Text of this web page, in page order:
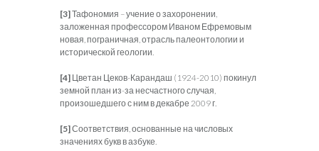
[3]Тафономия – учение о захоронении,
заложенная профессором Иваном Ефремовым
новая, пограничная, отрасль палеонтологии и
исторической геологии.
[4] Цветан Цеков-Карандаш (1924-2010) покинул
земной план из-за несчастного случая,
произошедшего с ним в декабре 2009 г.
[5]Соответствия, основанные на числовых
значениях букв в азбуке.